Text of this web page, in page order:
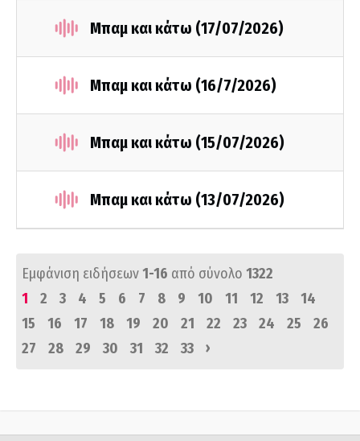
Μπαμ και κάτω (17/07/2026)
Μπαμ και κάτω (16/7/2026)
Μπαμ και κάτω (15/07/2026)
Μπαμ και κάτω (13/07/2026)
Εμφάνιση ειδήσεων1-16 από σύνολο 1322
1
2 3 4 5 6 7 8 9 10 11 12 13
14
15
16 17 18 19 20 21 22 23 24 25
26
27
28 29 30 31 32 33 ›